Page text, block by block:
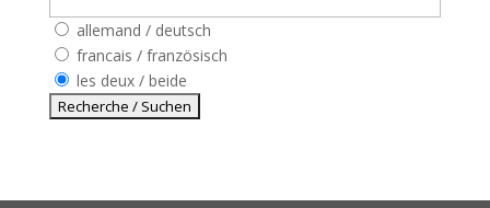
allemand / deutsch
francais / französisch
les deux / beide